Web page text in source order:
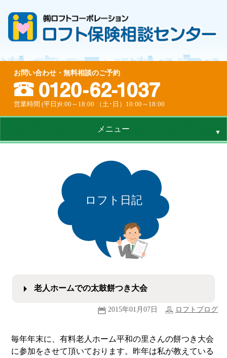
お問い合わせ・無料相談のご予約
営業時間 (平日)9:00～18:00 （土･日）10:00～18:00
メニュー
ロフト日記
老人ホームでの太鼓餅つき大会
2015年01月07日 ロフトブログ
毎年年末に、有料老人ホーム平和の里さんの餅つき大会
に参加をさせて頂いております。昨年は私が教えている